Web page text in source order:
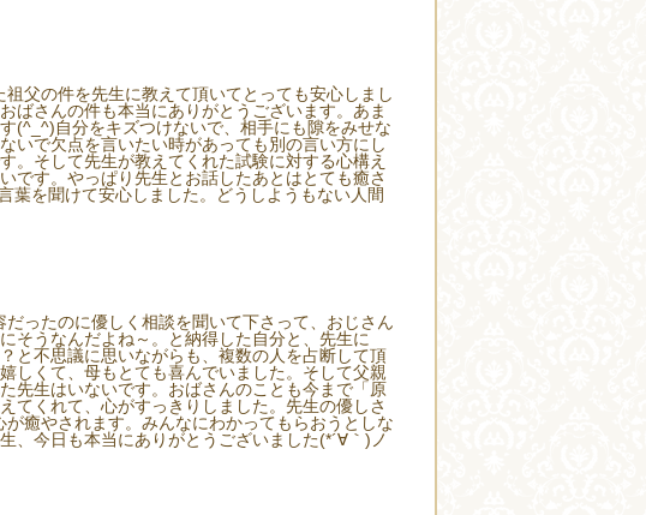
父の件を先生に教えて頂いてとっても安心しまし
ばさんの件も本当にありがとうございます。あま
(^_^)自分をキズつけないで、相手にも隙をみせな
いで欠点を言いたい時があっても別の言い方にし
。そして先生が教えてくれた試験に対する心構え
です。やっぱり先生とお話したあとはとても癒さ
葉を聞けて安心しました。どうしようもない人間
ったのに優しく相談を聞いて下さって、おじさん
そうなんだよね～。と納得した自分と、先生に
と不思議に思いながらも、複数の人を占断して頂
しくて、母もとても喜んでいました。そして父親
先生はいないです。おばさんのことも今まで「原
てくれて、心がすっきりしました。先生の優しさ
癒やされます。みんなにわかってもらおうとしな
、今日も本当にありがとうございました(*´∀｀)ノ